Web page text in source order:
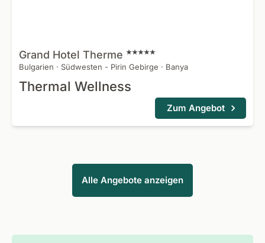
Grand Hotel Therme
Bulgarien · Südwesten - Pirin Gebirge · Banya
Thermal Wellness
Zum Angebot
Alle Angebote anzeigen